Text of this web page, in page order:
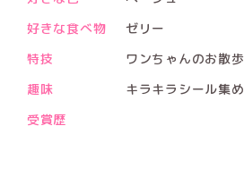
好きな食べ物
ゼリー
特技
ワンちゃんのお散歩
趣味
キラキラシール集め
受賞歴